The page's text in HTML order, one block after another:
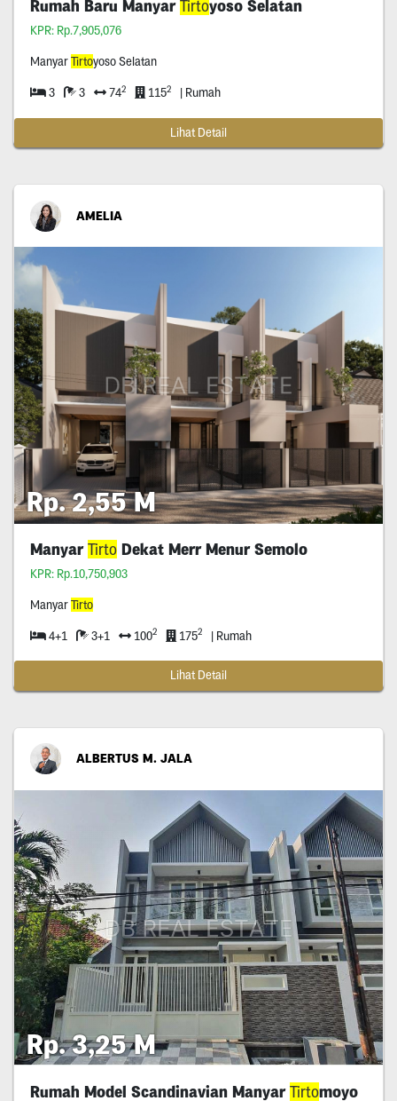
Rumah Baru ManyarTirtoyoso Selatan
KPR: Rp.7,905,076
ManyarTirtoyoso Selatan
3 3 742 1152 | Rumah
Lihat Detail
AMELIA
Rp. 2,55 M
ManyarTirtoDekat Merr Menur Semolo
KPR: Rp.10,750,903
ManyarTirto
4+1 3+1 1002 1752 | Rumah
Lihat Detail
ALBERTUS M. JALA
Rp. 3,25 M
Rumah Model Scandinavian ManyarTirtomoyo